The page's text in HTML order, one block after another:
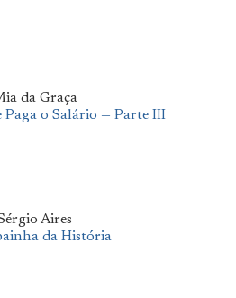
da Graça
Paga o Salário — Parte III
Aires
da História